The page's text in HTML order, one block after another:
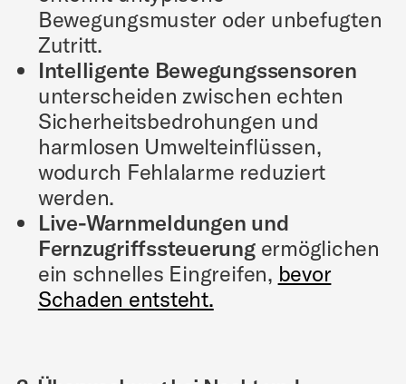
Bewegungsmuster oder unbefugten
Zutritt.
Intelligente Bewegungssensoren
unterscheiden zwischen echten
Sicherheitsbedrohungen und
harmlosen Umwelteinflüssen,
wodurch Fehlalarme reduziert
werden.
Live-Warnmeldungen und
Fernzugriffssteuerungermöglichen
ein schnelles Eingreifen, bevor
Schaden entsteht.